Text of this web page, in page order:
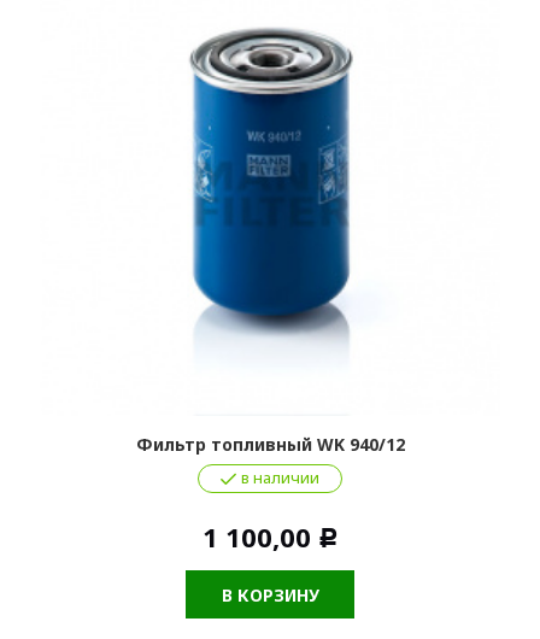
Фильтр топливный WK 940/12
в наличии
1 100,00 Р
В КОРЗИНУ